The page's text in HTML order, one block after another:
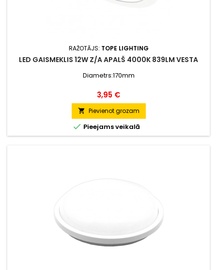
RAŽOTĀJS: TOPE LIGHTING
LED GAISMEKLIS 12W Z/A APALŠ 4000K 839LM VESTA
Diametrs:170mm
Cena
3,95 €
 Pievienot grozam
 Pieejams veikalā